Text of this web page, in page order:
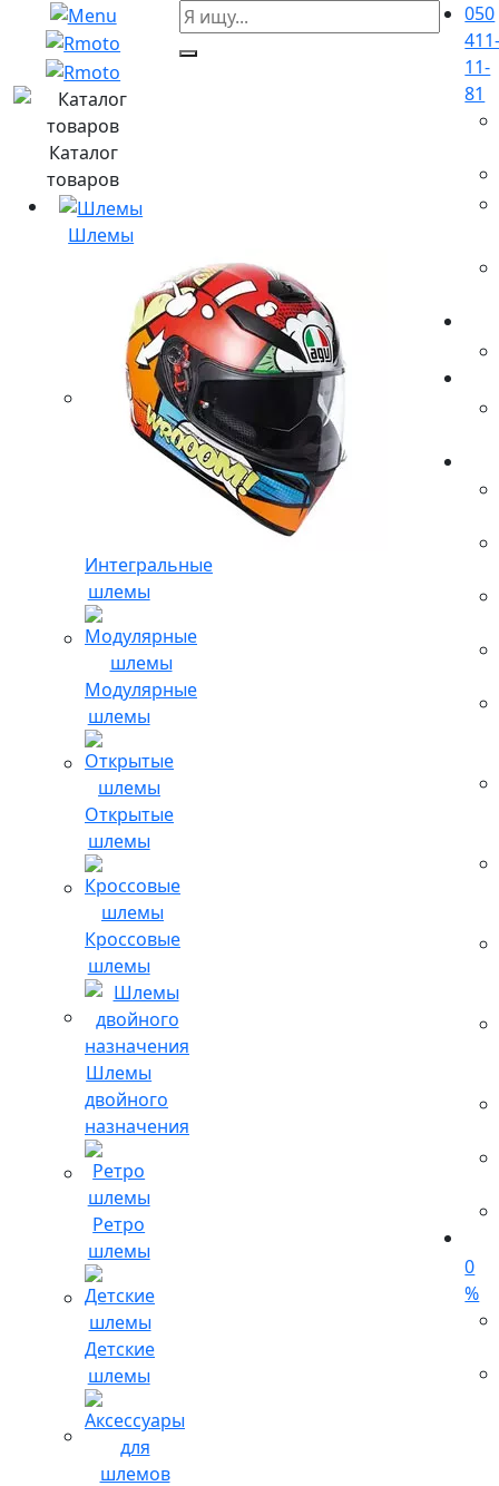
Каталог
товаров
Шлемы
Интегральные
шлемы
Модулярные
шлемы
Открытые
шлемы
Кроссовые
шлемы
Шлемы
двойного
назначения
Ретро
шлемы
Детские
шлемы
050
11-
81
0
%